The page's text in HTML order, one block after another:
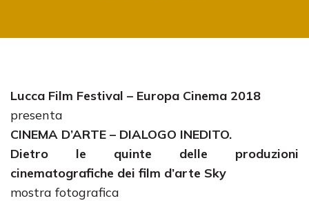
Lucca Film Festival – Europa Cinema 2018
presenta
CINEMA D’ARTE – DIALOGO INEDITO.
Dietro le quinte delle produzioni
cinematografiche dei film d’arte Sky
mostra fotografica